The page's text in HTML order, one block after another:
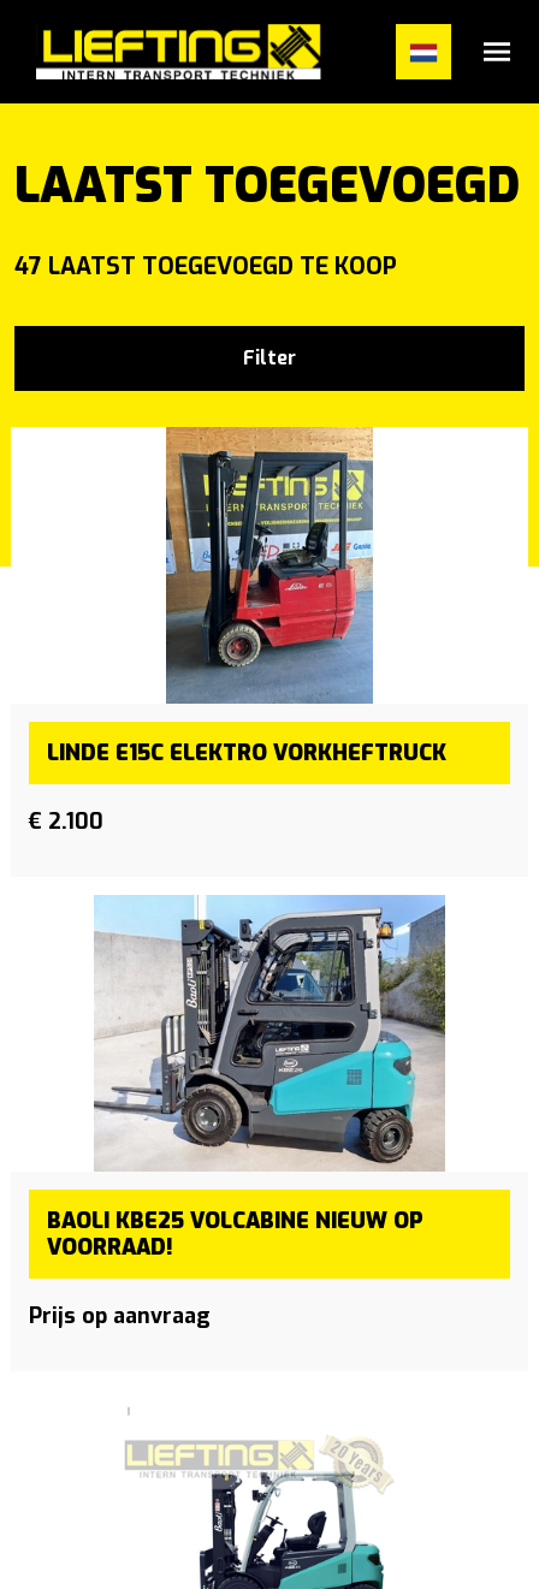
LAATST TOEGEVOEGD
47 LAATST TOEGEVOEGD TE KOOP
Filter
LINDE E15C ELEKTRO VORKHEFTRUCK
€ 2.100
BAOLI KBE25 VOLCABINE NIEUW OP
VOORRAAD!
Prijs op aanvraag